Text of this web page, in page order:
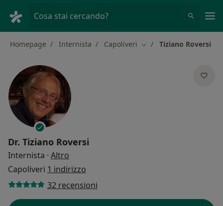
Cosa stai cercando?
Homepage Internista Capoliveri Cambia città
Tiziano Roversi
Dr. Tiziano Roversi
Internista · Altro
Capoliveri 1 indirizzo
32 recensioni